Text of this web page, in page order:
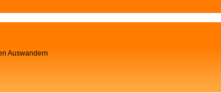
Auswandern